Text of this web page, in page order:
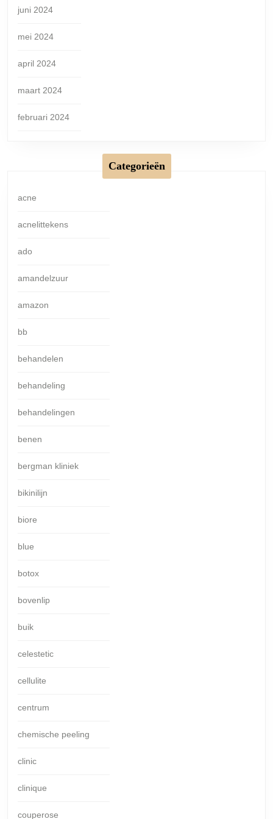
juni 2024
mei 2024
april 2024
maart 2024
februari 2024
Categorieën
acne
acnelittekens
ado
amandelzuur
amazon
bb
behandelen
behandeling
behandelingen
benen
bergman kliniek
bikinilijn
biore
blue
botox
bovenlip
buik
celestetic
cellulite
centrum
chemische peeling
clinic
clinique
couperose